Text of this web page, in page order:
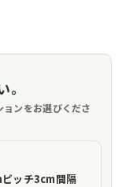
。
ンをお選びくださ
棚受（標準仕様）
ッチ3cm間隔